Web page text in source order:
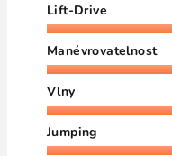
Lift-Drive
Manévrovatelnost
Vlny
Jumping